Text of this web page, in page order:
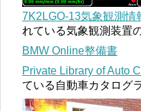
7K2LGO-13気象観測情
れている気象観測装置
BMW Online整備書
Private Library of Auto
ている自動車カタログ